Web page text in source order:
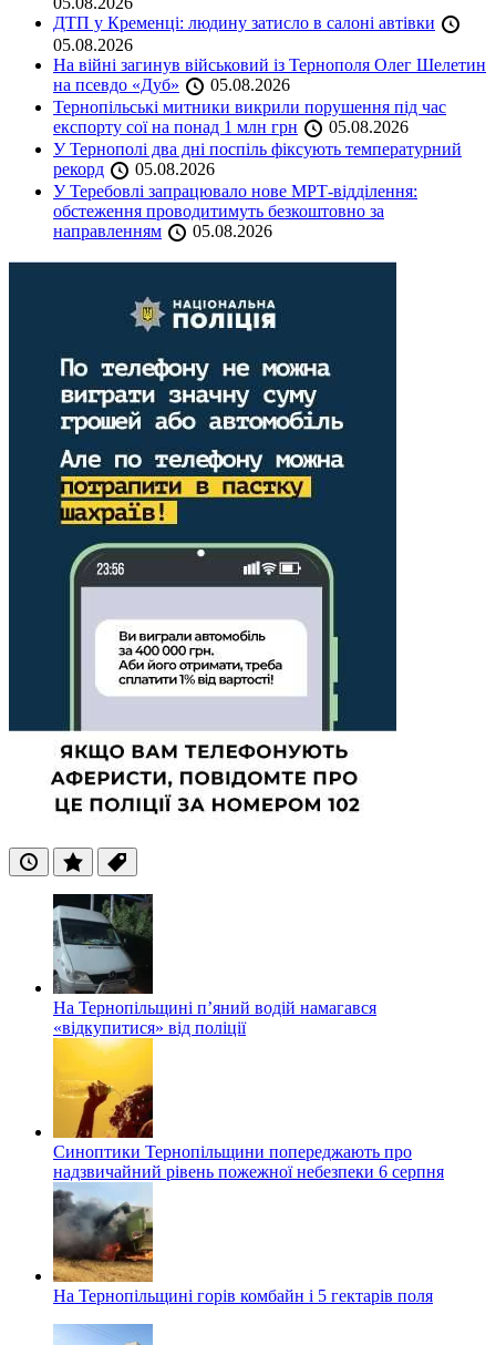
ДТП у Кременці: людину затисло в салоні автівки
05.08.2026
На війні загинув військовий із Тернополя Олег Шелетин
на псевдо «Дуб»
05.08.2026
Тернопільські митники викрили порушення під час
експорту сої на понад 1 млн грн
05.08.2026
У Тернополі два дні поспіль фіксують температурний
рекорд
05.08.2026
У Теребовлі запрацювало нове МРТ-відділення:
обстеження проводитимуть безкоштовно за
направленням
05.08.2026
ОстанніПопулярні
Теги
На Тернопільщині п’яний водій намагався
«відкупитися» від поліції
Синоптики Тернопільщини попереджають про
надзвичайний рівень пожежної небезпеки 6 серпня
На Тернопільщині горів комбайн і 5 гектарів поля